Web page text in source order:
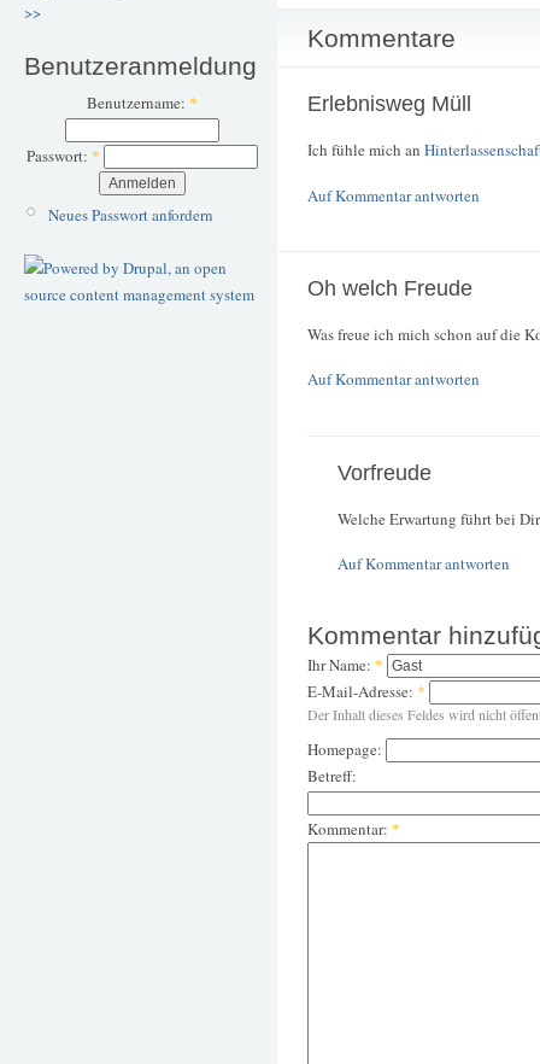
>>
Benutzeranmeldung
Benutzername: *
Passwort: *
Neues Passwort anfordern
Kommentare
Erlebnisweg Müll
Ich fühle mich an
Auf Kommentar antworten
Oh welch Freude
Was freue ich mich schon auf die
Auf Kommentar antworten
Vorfreude
Welche Erwartung führt bei
Auf Kommentar antworten
Kommentar
Ihr Name: *
E-Mail-Adresse: *
Der Inhalt dieses Feldes wird nicht
Homepage:
Betreff:
Kommentar: *